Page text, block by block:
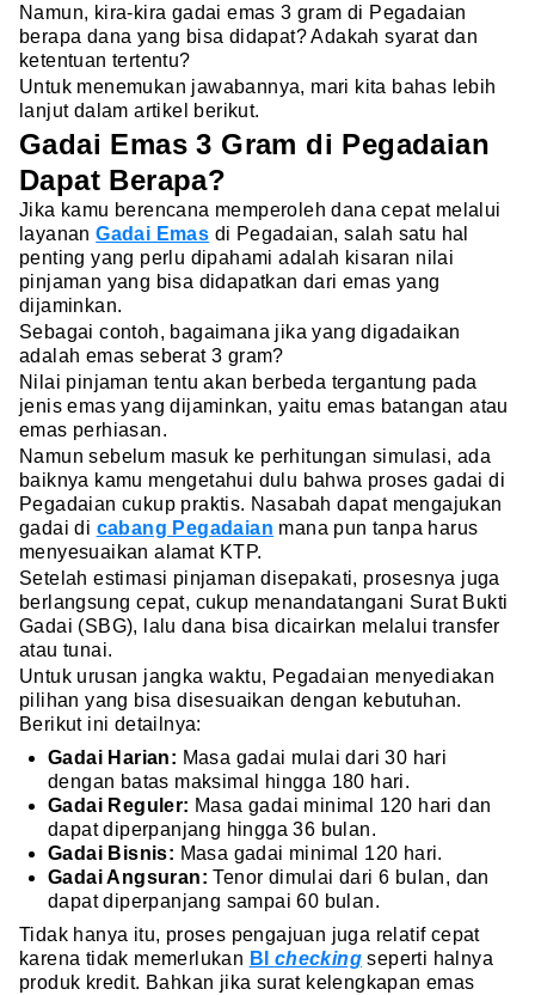
Namun, kira-kira gadai emas 3 gram di Pegadaian
berapa dana yang bisa didapat? Adakah syarat dan
ketentuan tertentu?
Untuk menemukan jawabannya, mari kita bahas lebih
lanjut dalam artikel berikut.
Gadai Emas 3 Gram di Pegadaian
Dapat Berapa?
Jika kamu berencana memperoleh dana cepat melalui
layananGadai Emas di Pegadaian, salah satu hal
penting yang perlu dipahami adalah kisaran nilai
pinjaman yang bisa didapatkan dari emas yang
dijaminkan.
Sebagai contoh, bagaimana jika yang digadaikan
adalah emas seberat 3 gram?
Nilai pinjaman tentu akan berbeda tergantung pada
jenis emas yang dijaminkan, yaitu emas batangan atau
emas perhiasan.
Namun sebelum masuk ke perhitungan simulasi, ada
baiknya kamu mengetahui dulu bahwa proses gadai di
Pegadaian cukup praktis. Nasabah dapat mengajukan
gadai di cabang Pegadaian mana pun tanpa harus
menyesuaikan alamat KTP.
Setelah estimasi pinjaman disepakati, prosesnya juga
berlangsung cepat, cukup menandatangani Surat Bukti
Gadai (SBG), lalu dana bisa dicairkan melalui transfer
atau tunai.
Untuk urusan jangka waktu, Pegadaian menyediakan
pilihan yang bisa disesuaikan dengan kebutuhan.
Berikut ini detailnya:
Gadai Harian: Masa gadai mulai dari 30 hari
dengan batas maksimal hingga 180 hari.
Gadai Reguler: Masa gadai minimal 120 hari dan
dapat diperpanjang hingga 36 bulan.
Gadai Bisnis: Masa gadai minimal 120 hari.
Gadai Angsuran: Tenor dimulai dari 6 bulan, dan
dapat diperpanjang sampai 60 bulan.
Tidak hanya itu, proses pengajuan juga relatif cepat
karena tidak memerlukan BI checking seperti halnya
produk kredit. Bahkan jika surat kelengkapan emas